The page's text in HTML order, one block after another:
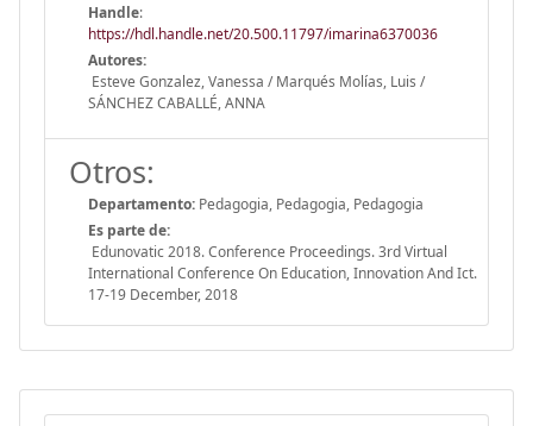
Handle:
https://hdl.handle.net/20.500.11797/imarina6370036
Autores:
Esteve Gonzalez, Vanessa / Marqués Molías, Luis /
SÁNCHEZ CABALLÉ, ANNA
Otros:
Departamento: Pedagogia, Pedagogia, Pedagogia
Es parte de:
Edunovatic 2018. Conference Proceedings. 3rd Virtual
International Conference On Education, Innovation And Ict.
17-19 December, 2018